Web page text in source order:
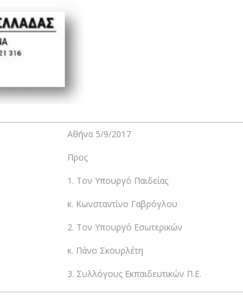
Αθήνα 5/9/2017
Προς
1. Τον Υπουργό Παιδείας
κ. Κωνσταντίνο Γαβρόγλου
2. Τον Υπουργό Εσωτερικών
κ. Πάνο Σκουρλέτη
3. Συλλόγους Εκπαιδευτικών Π.Ε.